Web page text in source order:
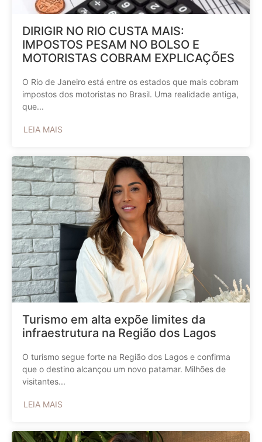
DIRIGIR NO RIO CUSTA MAIS:
IMPOSTOS PESAM NO BOLSO E
MOTORISTAS COBRAM EXPLICAÇÕES
O Rio de Janeiro está entre os estados que mais cobram
impostos dos motoristas no Brasil. Uma realidade antiga,
que...
LEIA MAIS
Turismo em alta expõe limites da
infraestrutura na Região dos Lagos
O turismo segue forte na Região dos Lagos e confirma
que o destino alcançou um novo patamar. Milhões de
visitantes...
LEIA MAIS